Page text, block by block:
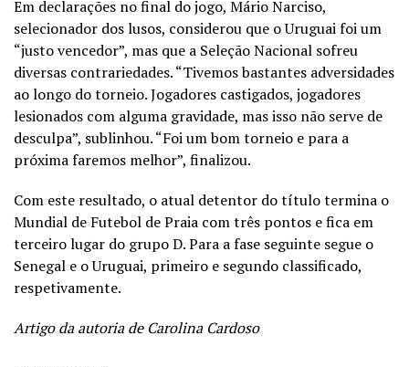
Em declarações no final do jogo, Mário Narciso,
selecionador dos lusos, considerou que o Uruguai foi um
“justo vencedor”, mas que a Seleção Nacional sofreu
diversas contrariedades. “Tivemos bastantes adversidades
ao longo do torneio. Jogadores castigados, jogadores
lesionados com alguma gravidade, mas isso não serve de
desculpa”, sublinhou.“Foi um bom torneio e para a
próxima faremos melhor”, finalizou.
Com este resultado, o atual detentor do título termina o
Mundial de Futebol de Praia com três pontos e fica em
terceiro lugar do grupo D. Para a fase seguinte segue o
Senegal e o Uruguai, primeiro e segundo classificado,
respetivamente.
Artigo da autoria de Carolina Cardoso